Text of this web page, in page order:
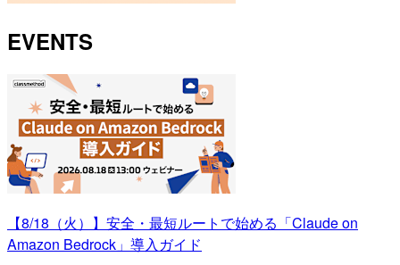
EVENTS
【8/18（火）】安全・最短ルートで始める「Claude on
Amazon Bedrock」導入ガイド